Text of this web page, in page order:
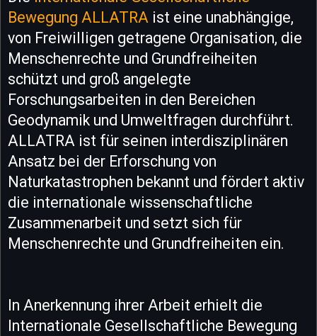
Bewegung ALLATRA ist eine unabhängige,
von Freiwilligen getragene Organisation, die
Menschenrechte und Grundfreiheiten
schützt und groß angelegte
Forschungsarbeiten in den Bereichen
Geodynamik und Umweltfragen durchführt.
ALLATRA ist für seinen interdisziplinären
Ansatz bei der Erforschung von
Naturkatastrophen bekannt und fördert aktiv
die internationale wissenschaftliche
Zusammenarbeit und setzt sich für
Menschenrechte und Grundfreiheiten ein.
In Anerkennung ihrer Arbeit erhielt die
Internationale Gesellschaftliche Bewegung